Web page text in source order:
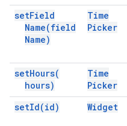
setField
Name(field
Name)
Time
Picker
setHours(
hours)
Time
Picker
setId(id) Widget